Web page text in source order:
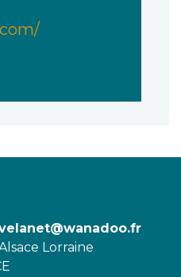
Lorraine